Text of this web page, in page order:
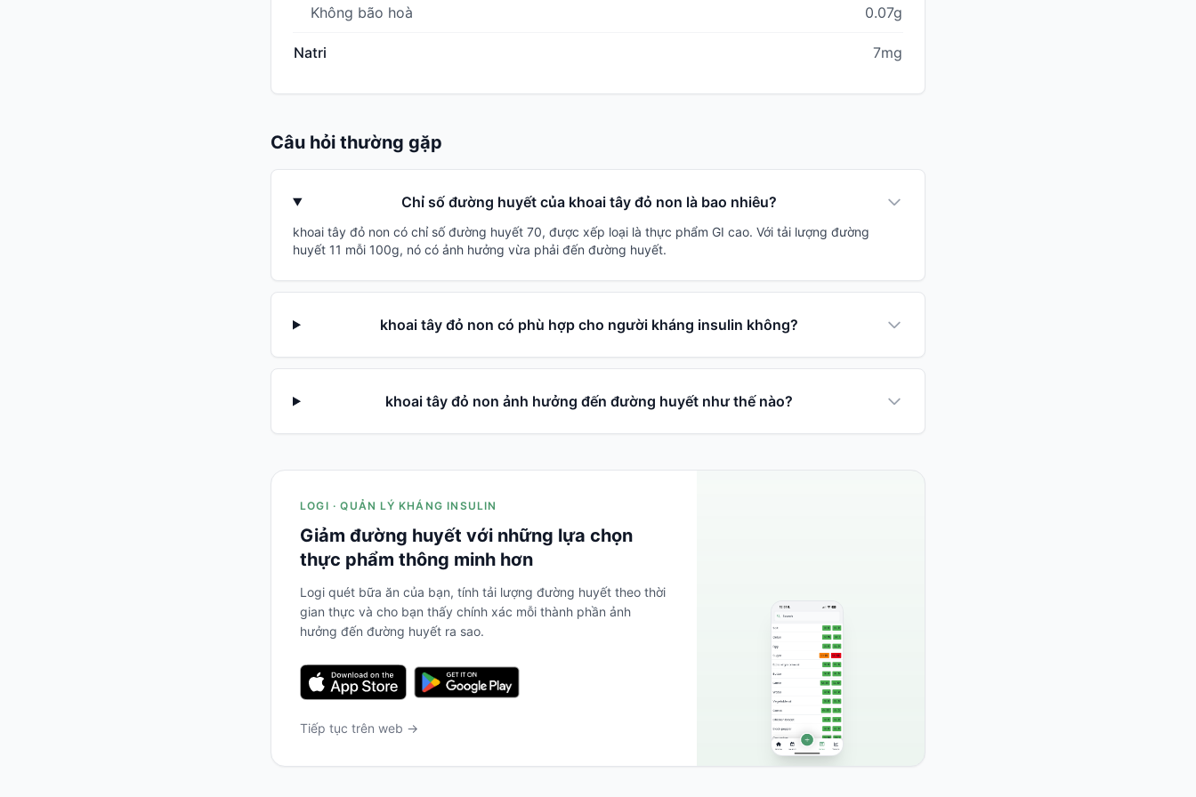
Không bão hoà 0.07g
Natri 7mg
Câu hỏi thường gặp
Chỉ số đường huyết của khoai tây đỏ non là bao nhiêu?
khoai tây đỏ non có chỉ số đường huyết 70, được xếp loại là thực phẩm GI cao. Với tải lượng đường
huyết 11 mỗi 100g, nó có ảnh hưởng vừa phải đến đường huyết.
khoai tây đỏ non có phù hợp cho người kháng insulin không?
khoai tây đỏ non ảnh hưởng đến đường huyết như thế nào?
LOGI · QUẢN LÝ KHÁNG INSULIN
Giảm đường huyết với những lựa chọn
thực phẩm thông minh hơn
Logi quét bữa ăn của bạn, tính tải lượng đường huyết theo thời
gian thực và cho bạn thấy chính xác mỗi thành phần ảnh
hưởng đến đường huyết ra sao.
Tiếp tục trên web →